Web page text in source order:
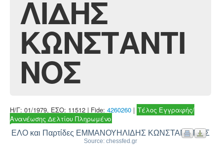
chesstu.be @ discord
LoginΛΙΔΗΣ
ΚΩΝΣΤΑΝΤΙ
ΝΟΣ
Η/Γ: 01/1979, ΕΣΟ: 11512 | Fide: 4260260 | Τέλος Εγγραφής/
Ανανέωσης Δελτίου Πληρωμένο
ΕΛΟ και Παρτίδες ΕΜΜΑΝΟΥΗΛΙΔΗΣ ΚΩΝΣΤΑΝΤΙΝΟΣ
Source: chessfed.gr